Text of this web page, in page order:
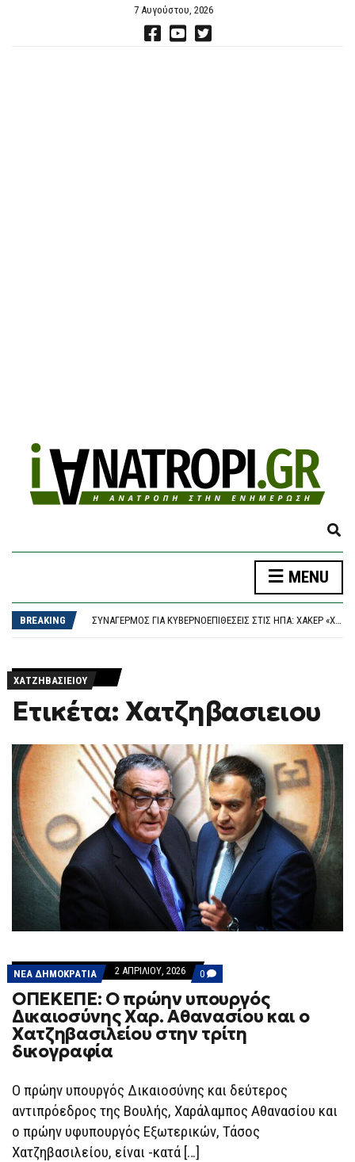
7 Αυγούστου, 2026
E
P
N
O
MENU
BREAKING
ΠΑΟΚ – ΆΝΤΕΡΛΕΧΤ 0-1, EUROPA LEAGUE: “ΣΟΚ” ΣΤΑ 17 ΔΕΥΤΕΡΌΛΕΠΤΑ ΚΑΙ… ΒΟΥΝΌ Η ΡΕΒΆΝΣ ΓΙΑ ΤΟΝ “ΔΙΚΈΦΑΛΟ”
ΣΥΝΑΓΕΡΜΌΣ ΓΙΑ ΚΥΒΕΡΝΟΕΠΙΘΈΣΕΙΣ ΣΤΙΣ ΗΠΑ: ΧΆΚΕΡ «ΧΤΥΠΟΎΝ» ΚΟΛΟΣΣΟΎΣ ΜΕ ΈΝΑ ΤΗΛΕΦΏΝΗΜΑ – ΠΏΣ ΠΑΓΙΔΕΎΟΥΝ ΕΡΓΑΖΟΜΈΝΟΥΣ ΚΑΙ ΑΡΠΆΖΟΥΝ ΚΩΔΙΚΟΎΣ
ΧΑΤΖΗΒΑΣΙΕΙΟΥ
Ετικέτα: Χατζηβασιειου
ΝΕΑ ΔΗΜΟΚΡΑΤΙΑ 2 ΑΠΡΙΛΊΟΥ, 2026 0 COMMENTS
ON
ΟΠΕΚΕΠΕ:
Ο
ΠΡΏΗΝ
ΥΠΟΥΡΓΌΣ
ΔΙΚΑΙΟΣΎΝΗΣ
Ο
ΧΑΤΖΗΒΑΣΙΛΕΊΟΥ
ΣΤΗΝ
ΤΡΊΤΗ
ΔΙΚΟΓΡΑΦΊΑ
ΟΠΕΚΕΠΕ: Ο πρώην υπουργός
Δικαιοσύνης Χαρ. Αθανασίου και ο
Χατζηβασιλείου στην τρίτη
δικογραφία
O πρώην υπουργός Δικαιοσύνης και δεύτερος
αντιπρόεδρος της Βουλής, Χαράλαμπος Αθανασίου και
ο πρώην υφυπουργός Εξωτερικών, Τάσος
Χατζηβασιλείου, είναι -κατά […]